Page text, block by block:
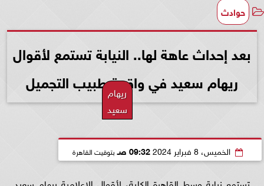
حوادث
بعد إحداث عاهة لها.. النيابة تستمع لأقوال
ريهام سعيد في واقعة طبيب التجميل
ريهام
سعيد
الخميس، 8 فبراير 2024 09:32 صـ بتوقيت القاهرة